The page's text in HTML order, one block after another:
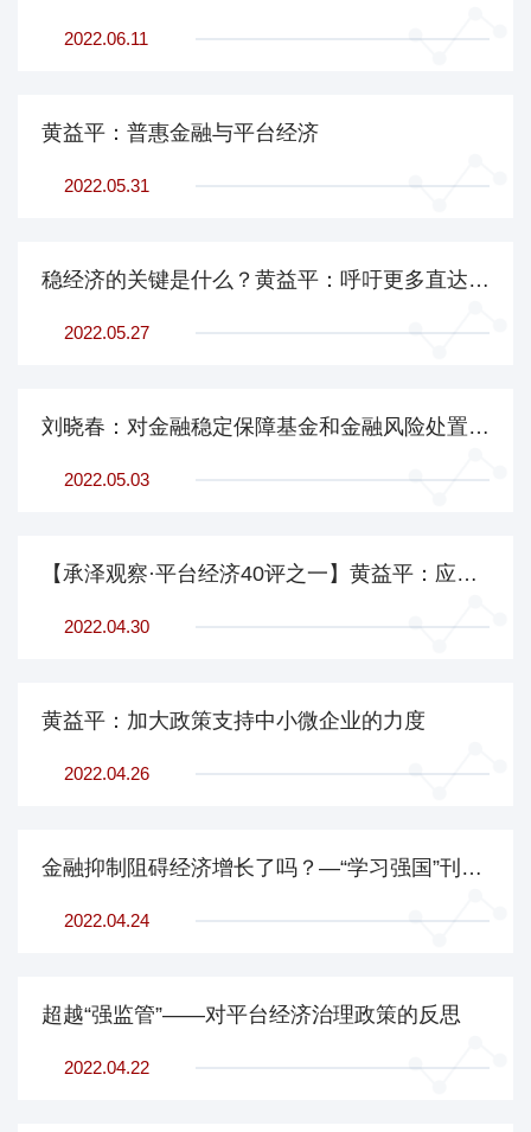
2022.06.11
黄益平：普惠金融与平台经济
2022.05.31
稳经济的关键是什么？黄益平：呼吁更多直达财政支持，加大调控可少些顾虑
2022.05.27
刘晓春：对金融稳定保障基金和金融风险处置中地方政府角色的思考
2022.05.03
【承泽观察·平台经济40评之一】黄益平：应加强而不是削弱平台经济创新能力
2022.04.30
黄益平：加大政策支持中小微企业的力度
2022.04.26
金融抑制阻碍经济增长了吗？—“学习强国”刊发《读懂中国金融》节选
2022.04.24
超越“强监管”——对平台经济治理政策的反思
2022.04.22